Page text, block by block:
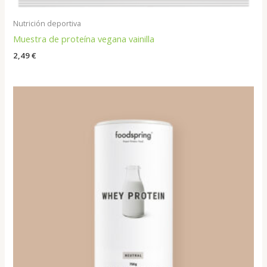
Nutrición deportiva
Muestra de proteína vegana vainilla
2,49€